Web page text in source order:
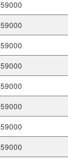
59000
59000
59000
59000
59000
59000
59000
59000